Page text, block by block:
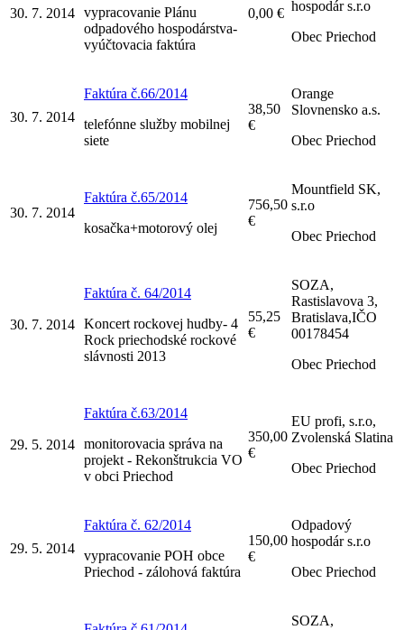
30. 7. 2014 vypracovanie Plánu
odpadového hospodárstva-
vyúčtovacia faktúra
0,00 € hospodár s.r.o
Obec Priechod
30. 7. 2014
Faktúra č.66/2014
telefónne služby mobilnej
siete
38,50
€
Orange
Slovnensko a.s.
Obec Priechod
30. 7. 2014
Faktúra č.65/2014
kosačka+motorový olej
756,50
€
Mountfield SK,
s.r.o
Obec Priechod
30. 7. 2014
Faktúra č. 64/2014
Koncert rockovej hudby- 4
Rock priechodské rockové
slávnosti 2013
55,25
€
SOZA,
Rastislavova 3,
Bratislava,IČO
00178454
Obec Priechod
29. 5. 2014
Faktúra č.63/2014
monitorovacia správa na
projekt - Rekonštrukcia VO
v obci Priechod
350,00
€
EU profi, s.r.o,
Zvolenská Slatina
Obec Priechod
29. 5. 2014
Faktúra č. 62/2014
vypracovanie POH obce
Priechod - zálohová faktúra
150,00
€
Odpadový
hospodár s.r.o
Obec Priechod
SOZA,